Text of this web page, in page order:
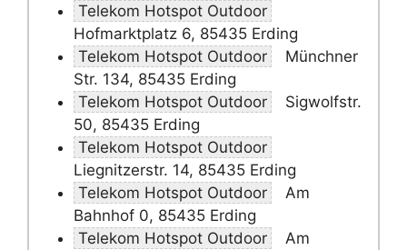
Telekom Hotspot Outdoor
Hofmarktplatz 6, 85435 Erding
Telekom Hotspot Outdoor
Münchner
Str. 134, 85435 Erding
Telekom Hotspot Outdoor
Sigwolfstr.
50, 85435 Erding
Telekom Hotspot Outdoor
Liegnitzerstr. 14, 85435 Erding
Telekom Hotspot Outdoor
Am
Bahnhof 0, 85435 Erding
Telekom Hotspot Outdoor
Am